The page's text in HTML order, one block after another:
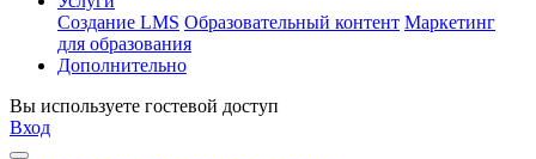
Создание LMS Образовательный контент Маркетинг
для образования
Дополнительно
Вы используете гостевой доступ
Вход